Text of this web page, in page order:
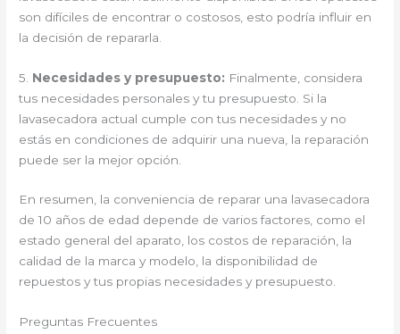
son difíciles de encontrar o costosos, esto podría influir en
la decisión de repararla.
5. Necesidades y presupuesto: Finalmente, considera
tus necesidades personales y tu presupuesto. Si la
lavasecadora actual cumple con tus necesidades y no
estás en condiciones de adquirir una nueva, la reparación
puede ser la mejor opción.
En resumen, la conveniencia de reparar una lavasecadora
de 10 años de edad depende de varios factores, como el
estado general del aparato, los costos de reparación, la
calidad de la marca y modelo, la disponibilidad de
repuestos y tus propias necesidades y presupuesto.
Preguntas Frecuentes